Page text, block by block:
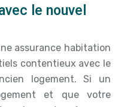
le nouvel
assurance habitation
contentieux avec le
logement. Si un
et que votre